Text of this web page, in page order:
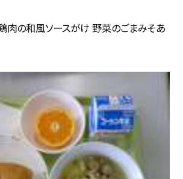
肉の和風ソースがけ 野菜のごまみそあ